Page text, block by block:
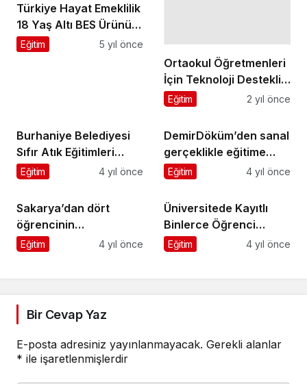
Türkiye Hayat Emeklilik
18 Yaş Altı BES Ürünü
ile Çocukların
Eğitim 5 yıl önce
Ortaokul Öğretmenleri
İçin Teknoloji Destekli
Platform
Eğitim 2 yıl önce
Burhaniye Belediyesi
Sıfır Atık Eğitimleri
Devam Ediyor
Eğitim 4 yıl önce
DemirDöküm’den sanal
gerçeklikle eğitime
destek
Eğitim 4 yıl önce
Sakarya’dan dört
öğrencinin
Darüşşafaka’daki
Eğitim 4 yıl önce
Üniversitede Kayıtlı
Binlerce Öğrenci
Yerleşip Kayıt Olmuyor
Eğitim 4 yıl önce
Bir Cevap Yaz
E-posta adresiniz yayınlanmayacak. Gerekli alanlar
* ile işaretlenmişlerdir